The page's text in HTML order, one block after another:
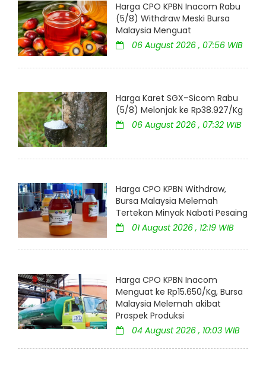
Harga CPO KPBN Inacom Rabu
(5/8) Withdraw Meski Bursa
Malaysia Menguat
06 August 2026 , 07:56 WIB
Harga Karet SGX–Sicom Rabu
(5/8) Melonjak ke Rp38.927/Kg
06 August 2026 , 07:32 WIB
Harga CPO KPBN Withdraw,
Bursa Malaysia Melemah
Tertekan Minyak Nabati Pesaing
01 August 2026 , 12:19 WIB
Harga CPO KPBN Inacom
Menguat ke Rp15.650/Kg, Bursa
Malaysia Melemah akibat
Prospek Produksi
04 August 2026 , 10:03 WIB